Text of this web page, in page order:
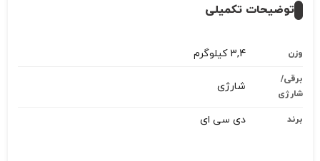
توضیحات تکمیلی
وزن 3,4 کیلوگرم
برقی/
شارژی
شارژی
برند دی سی ای